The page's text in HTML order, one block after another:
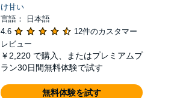
け甘い
言語： 日本語
4.6
12件のカスタマー
レビュー
￥2,220 で購入、またはプレミアムプ
ラン30日間無料体験で試す
無料体験を試す